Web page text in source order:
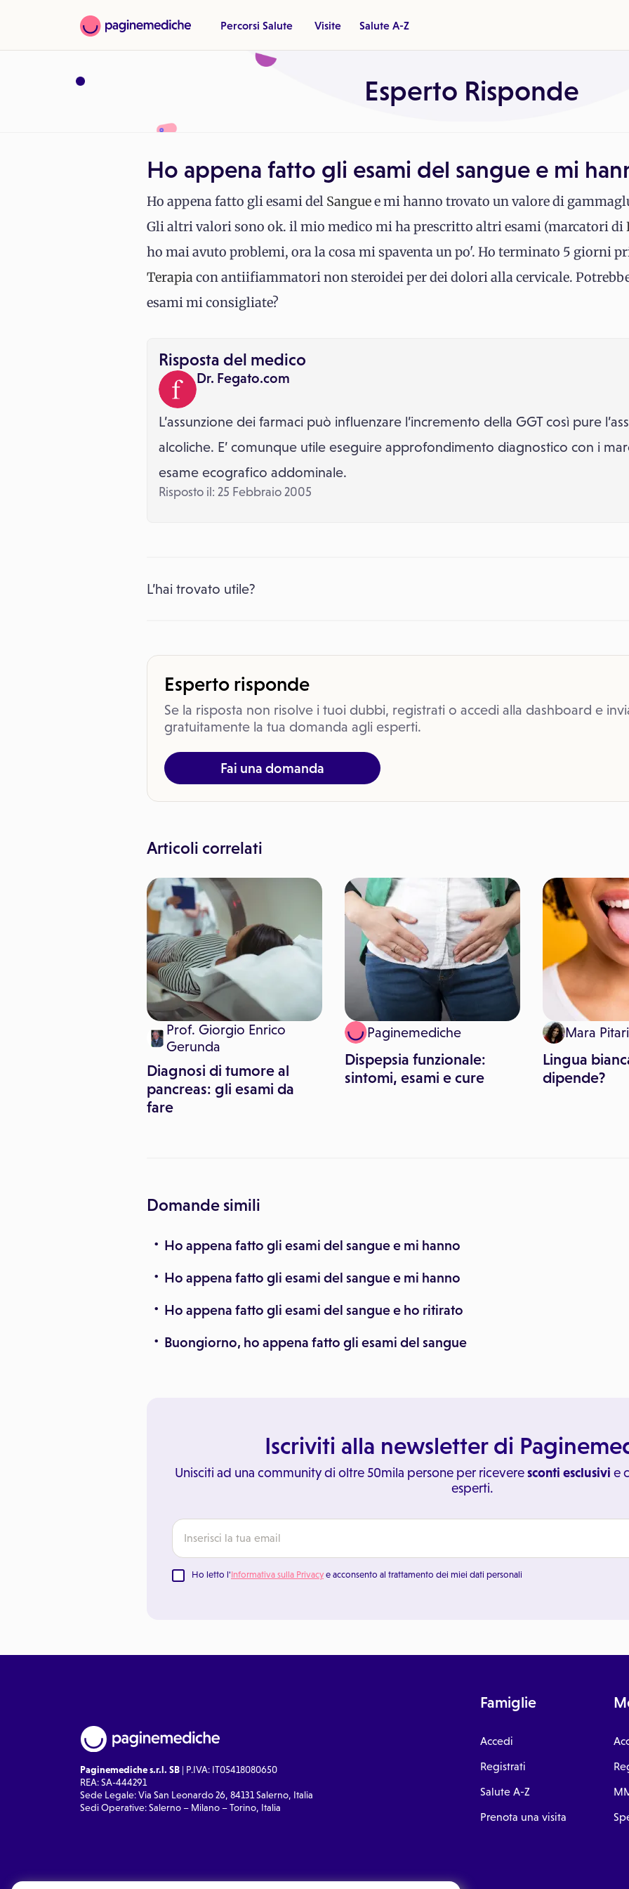
Percorsi Salute Visite Salute A-Z
Esperto Risponde
Ho appena fatto gli esami del sangue e mi
Ho appena fatto gli esami del Sanguee mi hanno trovato un valore di
Gli altri valori sono ok. il mio medico mi ha prescritto altri esami (marcatori di
ho mai avuto problemi, ora la cosa mi spaventa un po'. Ho terminato 5 giorni
Terapiacon antiifiammatori non steroidei per dei dolori alla cervicale.
esami mi consigliate?
Risposta del medico
Dr. Fegato.com
L’assunzione dei farmaci può influenzare l’incremento della GGT così pure
alcoliche. E’ comunque utile eseguire approfondimento diagnostico con i
esame ecografico addominale.
Risposto il: 25 Febbraio 2005
L’hai trovato utile?
Esperto risponde
Se la risposta non risolve i tuoi dubbi, registrati o accedi alla dashboard e
gratuitamente la tua domanda agli esperti.
Fai una domanda
Articoli correlati
Prof. Giorgio Enrico
Gerunda
Diagnosi di tumore al
pancreas: gli esami da
fare
Paginemediche
Dispepsia funzionale:
sintomi, esami e cure
Mara Pitari
Lingua
dipende?
Domande simili
Ho appena fatto gli esami del sangue e mi hanno
Ho appena fatto gli esami del sangue e mi hanno
Ho appena fatto gli esami del sangue e ho ritirato
Buongiorno, ho appena fatto gli esami del sangue
Iscriviti alla newsletter di
Unisciti ad una community di oltre 50mila persone per riceveresconti esclusivi e
esperti.
Ho letto l'Informativa sulla Privacy e acconsento al trattamento dei miei dati personali
Paginemediche s.r.l. SB | P.IVA: IT05418080650
REA: SA-444291
Sede Legale: Via San Leonardo 26, 84131 Salerno, Italia
Sedi Operative: Salerno – Milano – Torino, Italia
Famiglie
Accedi
Registrati
Salute A-Z
Prenota una visita